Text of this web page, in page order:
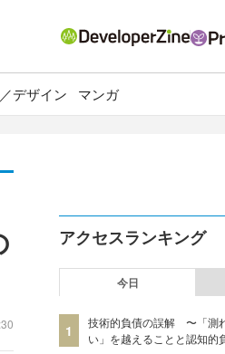
デザイン マンガ
アクセスランキング
今日
1
技術的負債の誤解 〜「測
い」を越えることと認知的